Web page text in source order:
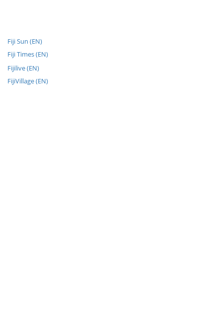
Fiji Sun (EN)
Fiji Times (EN)
Fijilive (EN)
FijiVillage (EN)